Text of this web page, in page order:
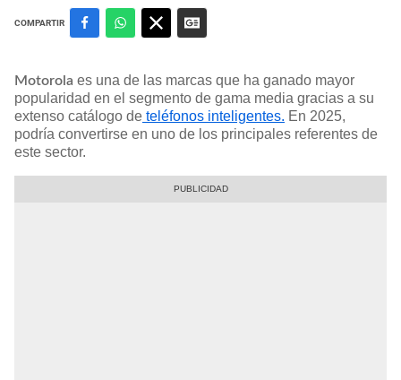
COMPARTIR
Motorola es una de las marcas que ha ganado mayor
popularidad en el segmento de gama media gracias a su
extenso catálogo de teléfonos inteligentes. En 2025,
podría convertirse en uno de los principales referentes de
este sector.